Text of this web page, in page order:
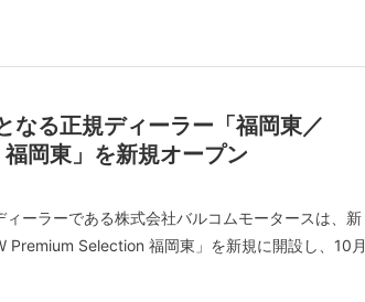
なる正規ディーラー「福岡東／
岡東」を新規オープン
ーラーである株式会社バルコムモータースは、新
Premium Selection 福岡東」を新規に開設し、10月